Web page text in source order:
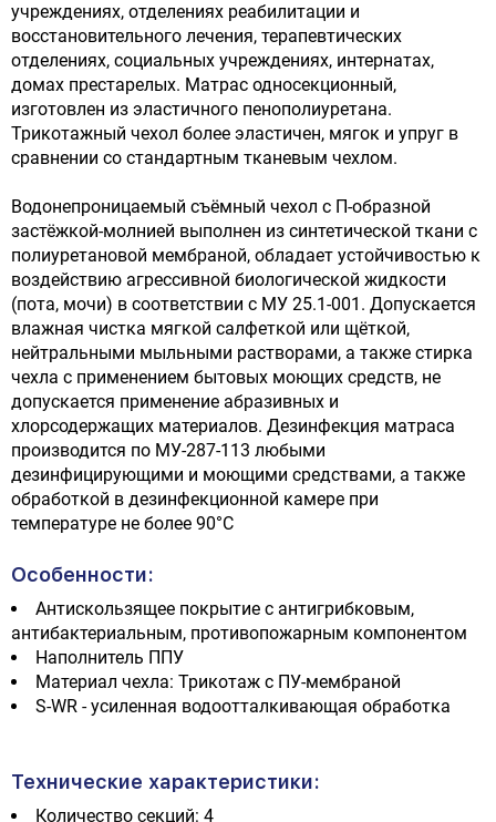
учреждениях, отделениях реабилитации и
восстановительного лечения, терапевтических
отделениях, социальных учреждениях, интернатах,
домах престарелых. Матрас односекционный,
изготовлен из эластичного пенополиуретана.
Трикотажный чехол более эластичен, мягок и упруг в
сравнении со стандартным тканевым чехлом.
Водонепроницаемый съёмный чехол с П-образной
застёжкой-молнией выполнен из синтетической ткани с
полиуретановой мембраной, обладает устойчивостью к
воздействию агрессивной биологической жидкости
(пота, мочи) в соответствии с МУ 25.1-001. Допускается
влажная чистка мягкой салфеткой или щёткой,
нейтральными мыльными растворами, а также стирка
чехла с применением бытовых моющих средств, не
допускается применение абразивных и
хлорсодержащих материалов. Дезинфекция матраса
производится по МУ-287-113 любыми
дезинфицирующими и моющими средствами, а также
обработкой в дезинфекционной камере при
температуре не более 90°C
Особенности:
Антискользящее покрытие с антигрибковым,
антибактериальным, противопожарным компонентом
Наполнитель ППУ
Материал чехла: Трикотаж с ПУ-мембраной
S-WR - усиленная водоотталкивающая обработка
Технические характеристики:
Количество секций: 4